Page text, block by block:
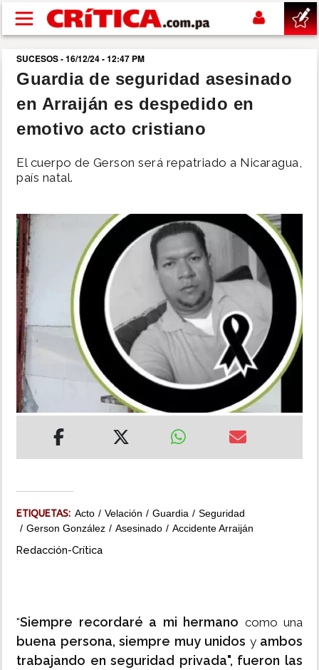
Pasar al contenido principal
buscar
SUCESOS
POLÍTICA
SHOW
DEPORTES
MUNDO
INSÓLITAS
MULTIMEDIA
SUCESOS - 16/12/24 - 12:47 PM
Guardia de seguridad asesinado
en Arraiján es despedido en
emotivo acto cristiano
El cuerpo de Gerson será repatriado a Nicaragua,
país natal.
ETIQUETAS: Acto Velación Guardia
Seguridad
Gerson González
Asesinado Accidente Arraiján
Redacción-Crítica
"Siempre recordaré a mi hermano como una
buena persona, siempre muy unidos y ambos
trabajando en seguridad privada", fueron las